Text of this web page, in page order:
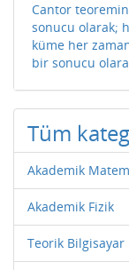
Cantor
sonucu olarak;
küme her
bir sonucu
Tüm
Akademik
Akademik Fizik
Teorik Bilgisayar